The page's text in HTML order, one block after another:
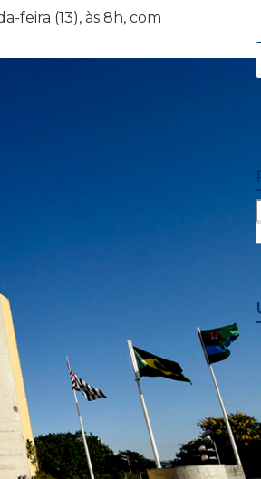
feira (13), às 8h, com